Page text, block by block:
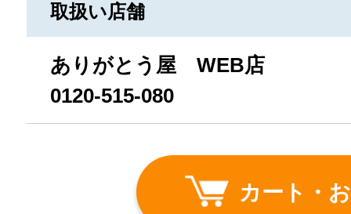
取扱い店舗
ありがとう屋 WEB店
0120-515-080
カート・